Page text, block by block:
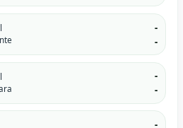
-
-
-
-
-